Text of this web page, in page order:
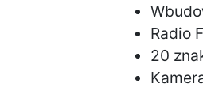
Radio
20